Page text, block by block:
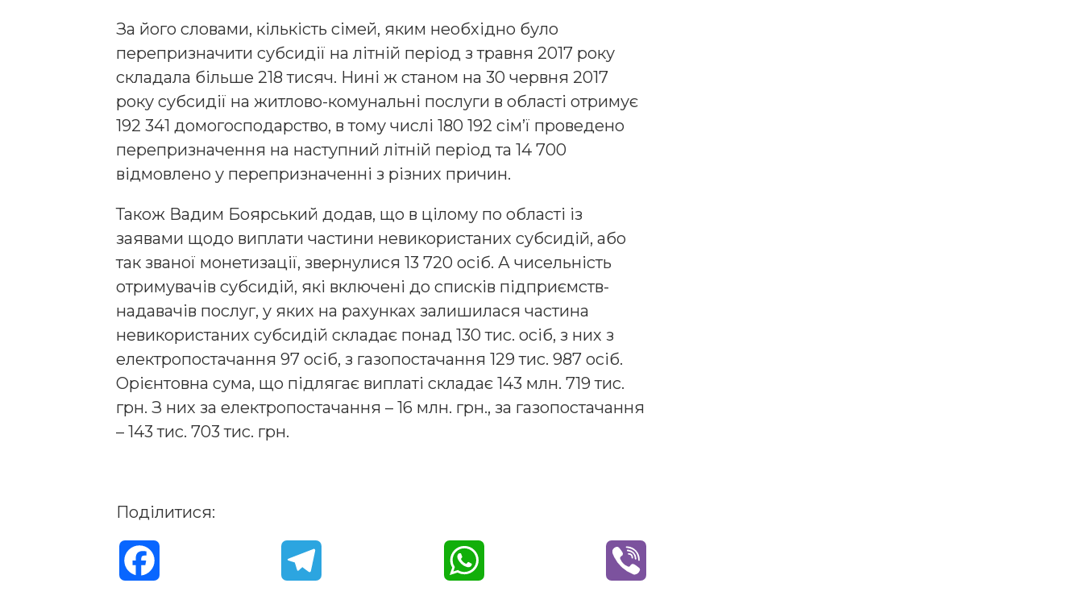
За його словами, кількість сімей, яким необхідно було
перепризначити субсидії на літній період з травня 2017 року
складала більше 218 тисяч. Нині ж станом на 30 червня 2017
року субсидії на житлово-комунальні послуги в області отримує
192 341 домогосподарство, в тому числі 180 192 сім’ї проведено
перепризначення на наступний літній період та 14 700
відмовлено у перепризначенні з різних причин.
Також Вадим Боярський додав, що в цілому по області із
заявами щодо виплати частини невикористаних субсидій, або
так званої монетизації, звернулися 13 720 осіб. А чисельність
отримувачів субсидій, які включені до списків підприємств-
надавачів послуг, у яких на рахунках залишилася частина
невикористаних субсидій складає понад 130 тис. осіб, з них з
електропостачання 97 осіб, з газопостачання 129 тис. 987 осіб.
Орієнтовна сума, що підлягає виплаті складає 143 млн. 719 тис.
грн. З них за електропостачання – 16 млн. грн., за газопостачання
– 143 тис. 703 тис. грн.
Поділитися: